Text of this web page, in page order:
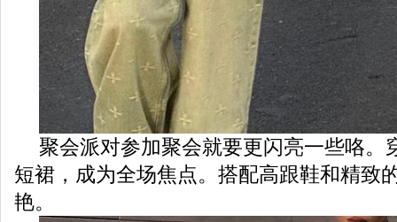
聚会派对参加聚会就要更闪亮一些咯。
短裙，成为全场焦点。搭配高跟鞋和精致
艳。